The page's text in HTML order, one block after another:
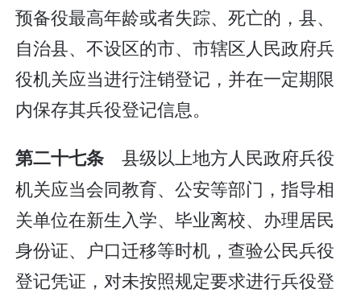
预备役最高年龄或者失踪、死亡的，县、
自治县、不设区的市、市辖区人民政府兵
役机关应当进行注销登记，并在一定期限
内保存其兵役登记信息。
第二十七条县级以上地方人民政府兵役
机关应当会同教育、公安等部门，指导相
关单位在新生入学、毕业离校、办理居民
身份证、户口迁移等时机，查验公民兵役
登记凭证，对未按照规定要求进行兵役登